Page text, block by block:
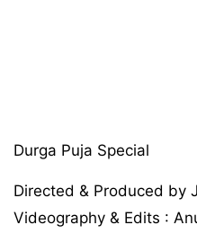
Durga Puja Special
Directed & Produced by
Videography & Edits :